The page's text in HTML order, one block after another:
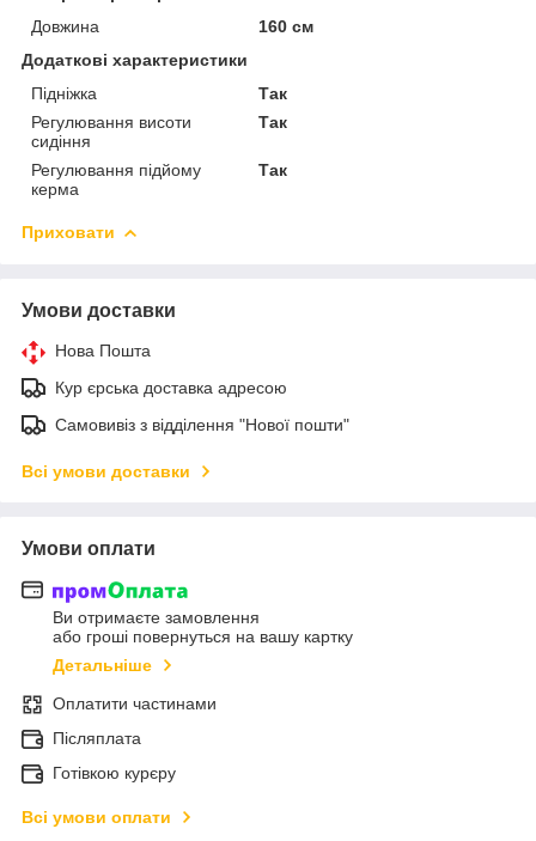
Довжина
160 см
Додаткові характеристики
Підніжка
Так
Регулювання висоти
сидіння
Так
Регулювання підйому
керма
Так
Приховати
Умови доставки
Нова Пошта
Кур єрська доставка адресою
Самовивіз з відділення "Нової пошти"
Всі умови доставки
Умови оплати
Ви отримаєте замовлення
або гроші повернуться на вашу картку
Детальніше
Оплатити частинами
Післяплата
Готівкою курєру
Всі умови оплати